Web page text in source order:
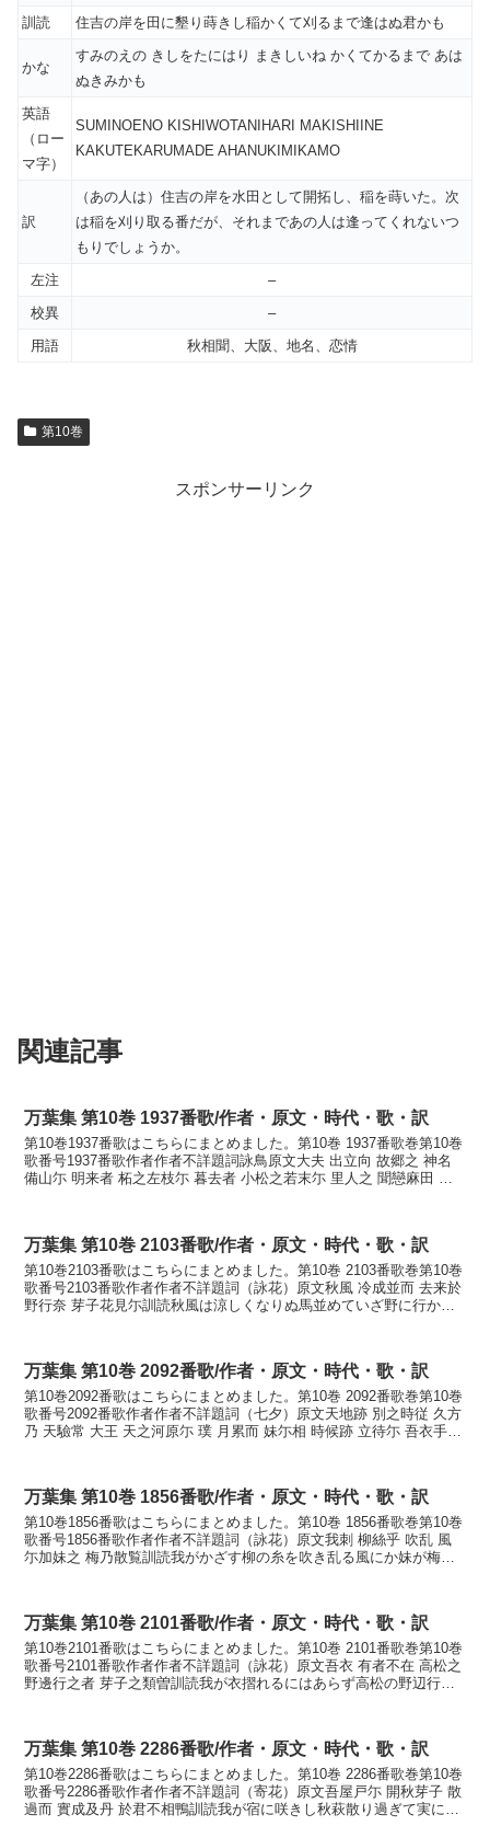
訓読
住吉の岸を田に墾り蒔きし稲かくて刈るまで逢はぬ君かも
かな
すみのえの きしをたにはり まきしいね かくてかるまで あは
ぬきみかも
英語
（ロー
マ字）
SUMINOENO KISHIWOTANIHARI MAKISHIINE
KAKUTEKARUMADE AHANUKIMIKAMO
訳
（あの人は）住吉の岸を水田として開拓し、稲を蒔いた。次
は稲を刈り取る番だが、それまであの人は逢ってくれないつ
もりでしょうか。
左注
–
校異
–
用語
秋相聞、大阪、地名、恋情
第10巻
スポンサーリンク
関連記事
万葉集 第10巻 1937番歌/作者・原文・時代・歌・訳
第10巻1937番歌はこちらにまとめました。第10巻 1937番歌巻第10巻
歌番号1937番歌作者作者不詳題詞詠鳥原文大夫 出立向 故郷之 神名
備山尓 明来者 柘之左枝尓 暮去者 小松之若末尓 里人之 聞戀麻田 山
万葉集 第10巻 2103番歌/作者・原文・時代・歌・訳
第10巻2103番歌はこちらにまとめました。第10巻 2103番歌巻第10巻
歌番号2103番歌作者作者不詳題詞（詠花）原文秋風 冷成並而 去来於
野行奈 芽子花見尓訓読秋風は涼しくなりぬ馬並めていざ野に行かな
万葉集 第10巻 2092番歌/作者・原文・時代・歌・訳
第10巻2092番歌はこちらにまとめました。第10巻 2092番歌巻第10巻
歌番号2092番歌作者作者不詳題詞（七夕）原文天地跡 別之時従 久方
乃 天驗常 大王 天之河原尓 璞 月累而 妹尓相 時候跡 立待尓 吾衣手尓
万葉集 第10巻 1856番歌/作者・原文・時代・歌・訳
第10巻1856番歌はこちらにまとめました。第10巻 1856番歌巻第10巻
歌番号1856番歌作者作者不詳題詞（詠花）原文我刺 柳絲乎 吹乱 風
尓加妹之 梅乃散覧訓読我がかざす柳の糸を吹き乱る風にか妹が梅の
万葉集 第10巻 2101番歌/作者・原文・時代・歌・訳
第10巻2101番歌はこちらにまとめました。第10巻 2101番歌巻第10巻
歌番号2101番歌作者作者不詳題詞（詠花）原文吾衣 有者不在 高松之
野邊行之者 芽子之類曽訓読我が衣摺れるにはあらず高松の野辺行き
万葉集 第10巻 2286番歌/作者・原文・時代・歌・訳
第10巻2286番歌はこちらにまとめました。第10巻 2286番歌巻第10巻
歌番号2286番歌作者作者不詳題詞（寄花）原文吾屋戸尓 開秋芽子 散
過而 實成及丹 於君不相鴨訓読我が宿に咲きし秋萩散り過ぎて実にな